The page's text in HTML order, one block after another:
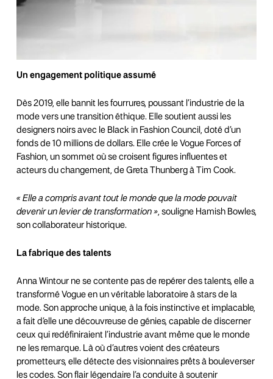
Un engagement politique assumé
Dès 2019, elle bannit les fourrures, poussant l’industrie de la
mode vers une transition éthique. Elle soutient aussi les
designers noirs avec le Black in Fashion Council, doté d’un
fonds de 10 millions de dollars. Elle crée le Vogue Forces of
Fashion, un sommet où se croisent figures influentes et
acteurs du changement, de Greta Thunberg à Tim Cook.
« Elle a compris avant tout le monde que la mode pouvait
devenir un levier de transformation », souligne Hamish Bowles,
son collaborateur historique.
La fabrique des talents
Anna Wintour ne se contente pas de repérer des talents, elle a
transformé Vogue en un véritable laboratoire à stars de la
mode. Son approche unique, à la fois instinctive et implacable,
a fait d’elle une découvreuse de génies, capable de discerner
ceux qui redéfiniraient l’industrie avant même que le monde
ne les remarque. Là où d’autres voient des créateurs
prometteurs, elle détecte des visionnaires prêts à bouleverser
les codes. Son flair légendaire l’a conduite à soutenir